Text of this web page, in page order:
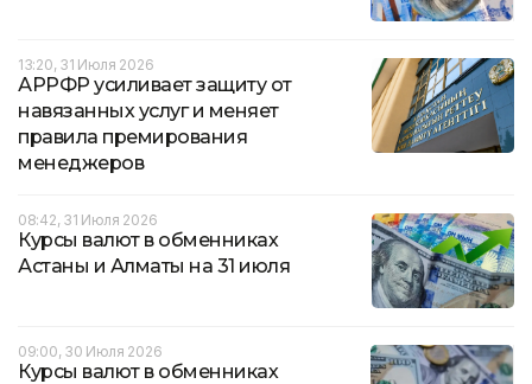
13:20, 31 Июля 2026
АРРФР усиливает защиту от
навязанных услуг и меняет
правила премирования
менеджеров
08:42, 31 Июля 2026
Курсы валют в обменниках
Астаны и Алматы на 31 июля
09:00, 30 Июля 2026
Курсы валют в обменниках